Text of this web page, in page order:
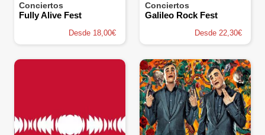
Conciertos
Fully Alive Fest
Desde 18,00€
Conciertos
Galileo Rock Fest
Desde 22,30€